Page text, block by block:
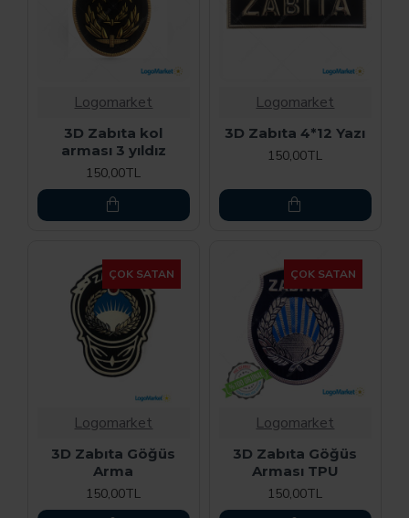
Logomarket
3D Zabıta kol
arması 3 yıldız
150,00TL
Logomarket
3D Zabıta 4*12 Yazı
150,00TL
ÇOK SATAN
Logomarket
3D Zabıta Göğüs
Arma
150,00TL
ÇOK SATAN
Logomarket
3D Zabıta Göğüs
Arması TPU
150,00TL